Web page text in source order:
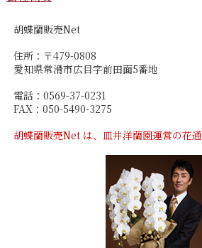
胡蝶蘭販売Net
住所：〒479-0808
愛知県常滑市広目字前田面5番地
電話：0569-37-0231
FAX：050-5490-3275
胡蝶蘭販売Net は、皿井洋蘭園運営の花通